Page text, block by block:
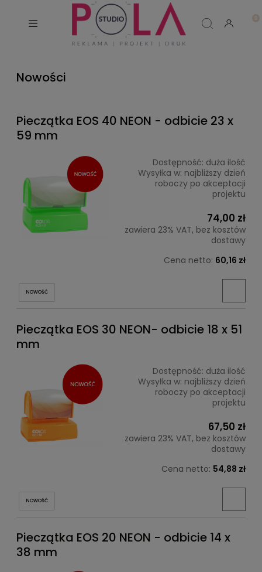
Nowości
Pieczątka EOS 40 NEON - odbicie 23 x
59 mm
Dostępność: duża ilość
Wysyłka w: najbliższy dzień
roboczy po akceptacji
projektu
74,00 zł
zawiera 23% VAT, bez kosztów
dostawy
Cena netto: 60,16 zł
NOWOŚĆ
Pieczątka EOS 30 NEON- odbicie 18 x 51
mm
Dostępność: duża ilość
Wysyłka w: najbliższy dzień
roboczy po akceptacji
projektu
67,50 zł
zawiera 23% VAT, bez kosztów
dostawy
Cena netto: 54,88 zł
NOWOŚĆ
Pieczątka EOS 20 NEON - odbicie 14 x
38 mm